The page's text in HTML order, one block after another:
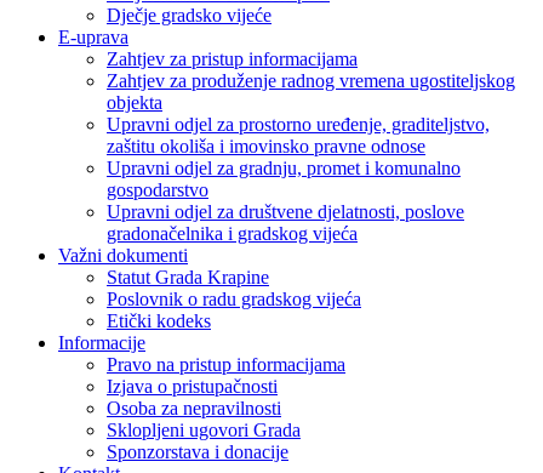
Dječje gradsko vijeće
E-uprava
Zahtjev za pristup informacijama
Zahtjev za produženje radnog vremena ugostiteljskog
objekta
Upravni odjel za prostorno uređenje, graditeljstvo,
zaštitu okoliša i imovinsko pravne odnose
Upravni odjel za gradnju, promet i komunalno
gospodarstvo
Upravni odjel za društvene djelatnosti, poslove
gradonačelnika i gradskog vijeća
Važni dokumenti
Statut Grada Krapine
Poslovnik o radu gradskog vijeća
Etički kodeks
Informacije
Pravo na pristup informacijama
Izjava o pristupačnosti
Osoba za nepravilnosti
Sklopljeni ugovori Grada
Sponzorstava i donacije